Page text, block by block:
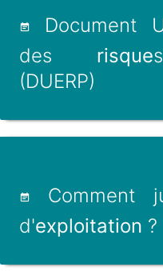
Document
des risque
(DUERP)
Comment
d'exploitation ?